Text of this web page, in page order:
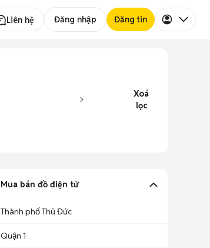
Liên hệ Đăng nhập Đăng tin
Xoá
lọc
Mua bán đồ điện tử
Thành phố Thủ Đức
Quận 1